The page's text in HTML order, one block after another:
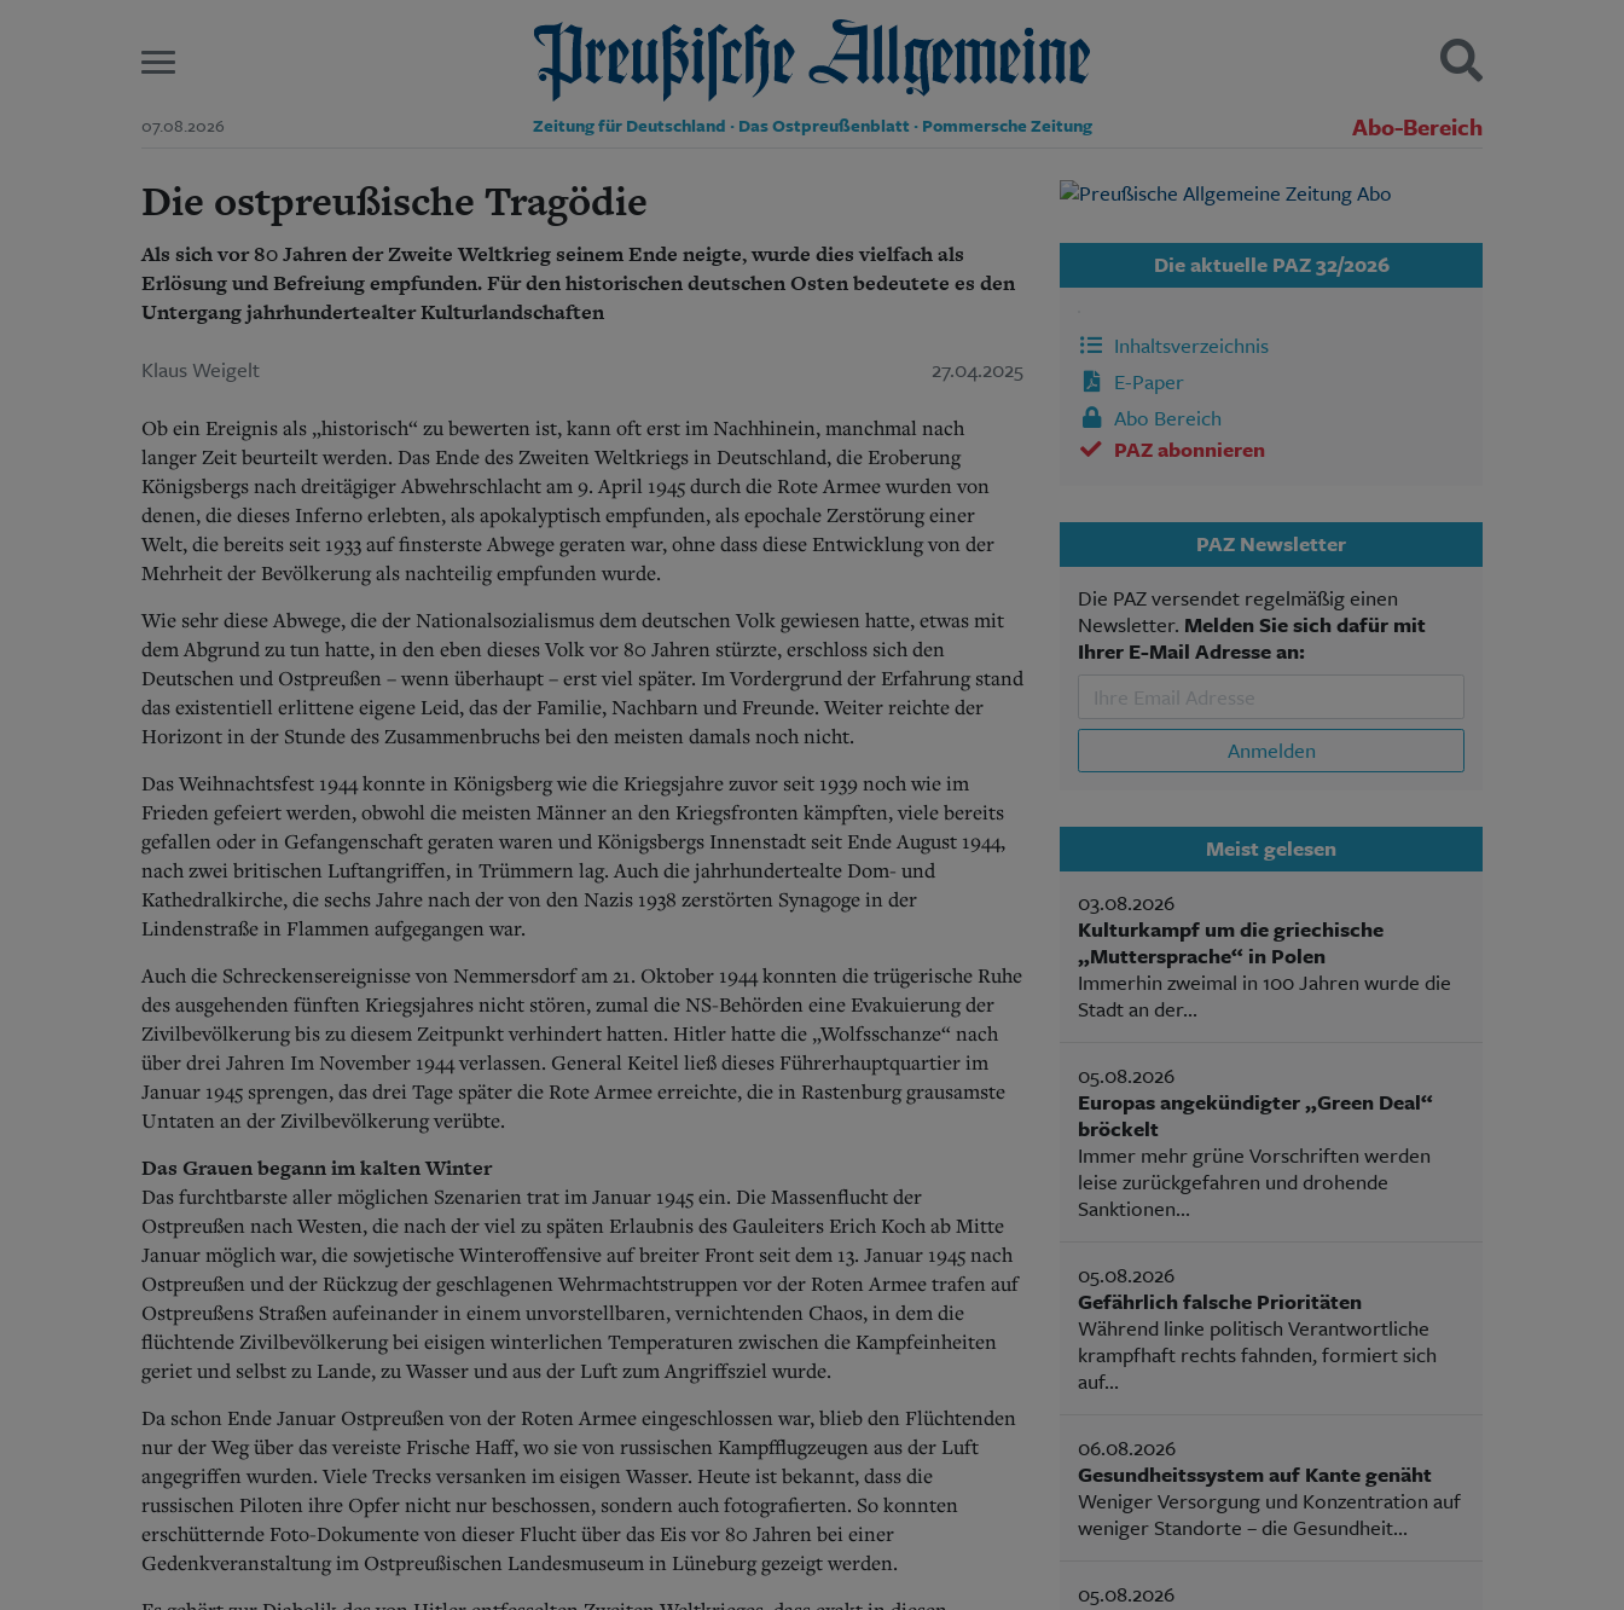
07.08.2026 Preußische Allgemeine Zeitung
Zeitung für Deutschland · Das Ostpreußenblatt · Pommersche Zeitung Abo-Bereich
Start
Wer wir sind
Aktuelle Ausgabe
Abonnenten-Login
Abonnent werden
Abo Prämien
Mediadaten
Wirtschaft
Panorama
Gesellschaft
Berlin-Brandenburg
Schlesien
Danzig und Westpreußen
Bücher
Kontakt
Datenschutz
Suchen und finden
SUCHEN
Die ostpreußische Tragödie
Als sich vor 80 Jahren der Zweite Weltkrieg seinem Ende neigte, wurde dies vielfach als
Erlösung und Befreiung empfunden. Für den historischen deutschen Osten bedeutete es den
Untergang jahrhundertealter Kulturlandschaften
Klaus Weigelt 27.04.2025
Ob ein Ereignis als „historisch“ zu bewerten ist, kann oft erst im Nachhinein, manchmal nach
langer Zeit beurteilt werden. Das Ende des Zweiten Weltkriegs in Deutschland, die Eroberung
Königsbergs nach dreitägiger Abwehrschlacht am 9. April 1945 durch die Rote Armee wurden von
denen, die dieses Inferno erlebten, als apokalyptisch empfunden, als epochale Zerstörung einer
Welt, die bereits seit 1933 auf finsterste Abwege geraten war, ohne dass diese Entwicklung von der
Mehrheit der Bevölkerung als nachteilig empfunden wurde.
Wie sehr diese Abwege, die der Nationalsozialismus dem deutschen Volk gewiesen hatte, etwas mit
dem Abgrund zu tun hatte, in den eben dieses Volk vor 80 Jahren stürzte, erschloss sich den
Deutschen und Ostpreußen – wenn überhaupt – erst viel später. Im Vordergrund der Erfahrung stand
das existentiell erlittene eigene Leid, das der Familie, Nachbarn und Freunde. Weiter reichte der
Horizont in der Stunde des Zusammenbruchs bei den meisten damals noch nicht.
Das Weihnachtsfest 1944 konnte in Königsberg wie die Kriegsjahre zuvor seit 1939 noch wie im
Frieden gefeiert werden, obwohl die meisten Männer an den Kriegsfronten kämpften, viele bereits
gefallen oder in Gefangenschaft geraten waren und Königsbergs Innenstadt seit Ende August 1944,
nach zwei britischen Luftangriffen, in Trümmern lag. Auch die jahrhundertealte Dom- und
Kathedralkirche, die sechs Jahre nach der von den Nazis 1938 zerstörten Synagoge in der
Lindenstraße in Flammen aufgegangen war.
Auch die Schreckensereignisse von Nemmersdorf am 21. Oktober 1944 konnten die trügerische Ruhe
des ausgehenden fünften Kriegsjahres nicht stören, zumal die NS-Behörden eine Evakuierung der
Zivilbevölkerung bis zu diesem Zeitpunkt verhindert hatten. Hitler hatte die „Wolfsschanze“ nach
über drei Jahren Im November 1944 verlassen. General Keitel ließ dieses Führerhauptquartier im
Januar 1945 sprengen, das drei Tage später die Rote Armee erreichte, die in Rastenburg grausamste
Untaten an der Zivilbevölkerung verübte.
Das Grauen begann im kalten Winter
Das furchtbarste aller möglichen Szenarien trat im Januar 1945 ein. Die Massenflucht der
Ostpreußen nach Westen, die nach der viel zu späten Erlaubnis des Gauleiters Erich Koch ab Mitte
Januar möglich war, die sowjetische Winteroffensive auf breiter Front seit dem 13. Januar 1945 nach
Ostpreußen und der Rückzug der geschlagenen Wehrmachtstruppen vor der Roten Armee trafen auf
Ostpreußens Straßen aufeinander in einem unvorstellbaren, vernichtenden Chaos, in dem die
flüchtende Zivilbevölkerung bei eisigen winterlichen Temperaturen zwischen die Kampfeinheiten
geriet und selbst zu Lande, zu Wasser und aus der Luft zum Angriffsziel wurde.
Da schon Ende Januar Ostpreußen von der Roten Armee eingeschlossen war, blieb den Flüchtenden
nur der Weg über das vereiste Frische Haff, wo sie von russischen Kampfflugzeugen aus der Luft
angegriffen wurden. Viele Trecks versanken im eisigen Wasser. Heute ist bekannt, dass die
russischen Piloten ihre Opfer nicht nur beschossen, sondern auch fotografierten. So konnten
erschütternde Foto-Dokumente von dieser Flucht über das Eis vor 80 Jahren bei einer
Gedenkveranstaltung im Ostpreußischen Landesmuseum in Lüneburg gezeigt werden.
Die aktuelle PAZ 32/2026
Inhaltsverzeichnis
E-Paper
Abo Bereich
PAZ abonnieren
PAZ Newsletter
Die PAZ versendet regelmäßig einen
Newsletter. Melden Sie sich dafür mit
Ihrer E-Mail Adresse an:
Anmelden
Meist gelesen
03.08.2026
Kulturkampf um die griechische
„Muttersprache“ in Polen
Immerhin zweimal in 100 Jahren wurde die
Stadt an der...
05.08.2026
Europas angekündigter „Green Deal“
bröckelt
Immer mehr grüne Vorschriften werden
leise zurückgefahren und drohende
Sanktionen...
05.08.2026
Gefährlich falsche Prioritäten
Während linke politisch Verantwortliche
krampfhaft rechts fahnden, formiert sich
auf...
06.08.2026
Gesundheitssystem auf Kante genäht
Weniger Versorgung und Konzentration auf
weniger Standorte – die Gesundheit...
05.08.2026